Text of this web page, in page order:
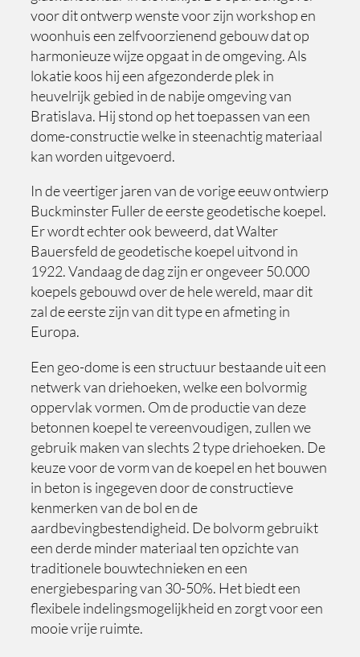
voor dit ontwerp wenste voor zijn workshop en
woonhuis een zelfvoorzienend gebouw dat op
harmonieuze wijze opgaat in de omgeving. Als
lokatie koos hij een afgezonderde plek in
heuvelrijk gebied in de nabije omgeving van
Bratislava. Hij stond op het toepassen van een
dome-constructie welke in steenachtig materiaal
kan worden uitgevoerd.
In de veertiger jaren van de vorige eeuw ontwierp
Buckminster Fuller de eerste geodetische koepel.
Er wordt echter ook beweerd, dat Walter
Bauersfeld de geodetische koepel uitvond in
1922. Vandaag de dag zijn er ongeveer 50.000
koepels gebouwd over de hele wereld, maar dit
zal de eerste zijn van dit type en afmeting in
Europa.
Een geo-dome is een structuur bestaande uit een
netwerk van driehoeken, welke een bolvormig
oppervlak vormen. Om de productie van deze
betonnen koepel te vereenvoudigen, zullen we
gebruik maken van slechts 2 type driehoeken. De
keuze voor de vorm van de koepel en het bouwen
in beton is ingegeven door de constructieve
kenmerken van de bol en de
aardbevingbestendigheid. De bolvorm gebruikt
een derde minder materiaal ten opzichte van
traditionele bouwtechnieken en een
energiebesparing van 30-50%. Het biedt een
flexibele indelingsmogelijkheid en zorgt voor een
mooie vrije ruimte.